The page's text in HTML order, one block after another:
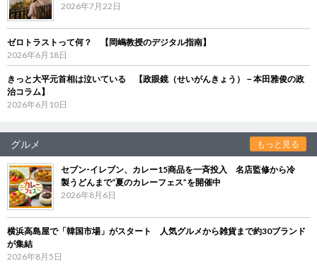
2026年7月22日
ゼロトラストって何？ 【岡嶋教授のデジタル指南】
2026年6月18日
きっと大平元首相は泣いている 【政眼鏡（せいがんきょう）－本田雅俊の政
治コラム】
2026年6月10日
グルメ もっと見る
セブン‐イレブン、カレー15商品を一斉投入 名店監修から冷
製うどんまで“夏のカレーフェス”を開催中
2026年8月6日
横浜高島屋で「韓国市場」がスタート 人気グルメから雑貨まで約30ブランド
が集結
2026年8月5日